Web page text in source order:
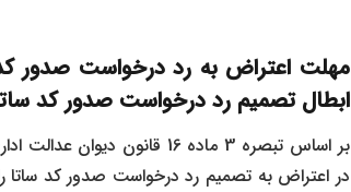
مهلت اعتراض به رد درخواست صدور
ابطال تصمیم رد درخواست صدور کد
در اعتراض به تصمیم رد درخواست صدور کد ساتا